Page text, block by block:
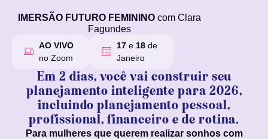
IMERSÃO FUTURO FEMININO com Clara
Fagundes
AO VIVO
no Zoom
17 e 18 de
Janeiro
Em 2 dias, você vai construir seu
planejamento inteligente para 2026,
incluindo planejamento pessoal,
profissional, financeiro e de rotina.
Para mulheres que querem realizar sonhos com